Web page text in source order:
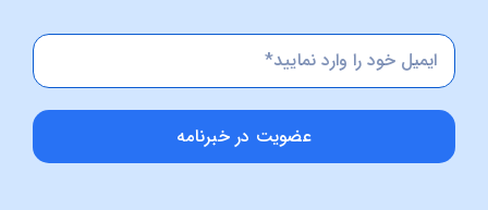
عضویت در خبرنامه